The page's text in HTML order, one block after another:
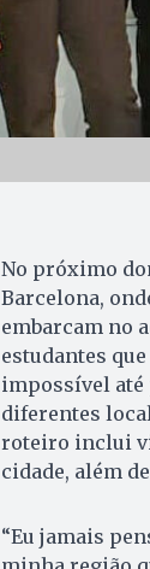
No próximo
Barcelona,
embarcam no
estudantes
impossível até
diferentes
roteiro inclui
cidade, além
“Eu jamais